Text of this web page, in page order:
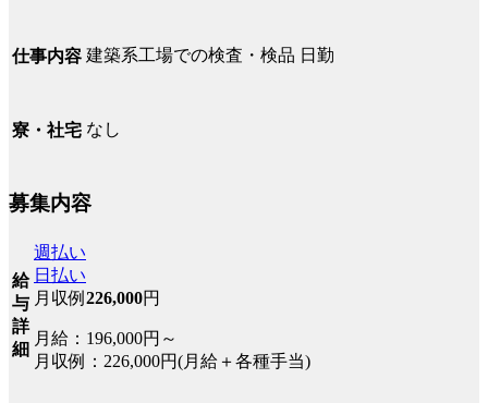
仕事内容 建築系工場での検査・検品 日勤
寮・社宅 なし
募集内容
給
与
詳
細
週払い
日払い
月収例 226,000円
月給：196,000円～
月収例：226,000円(月給＋各種手当)